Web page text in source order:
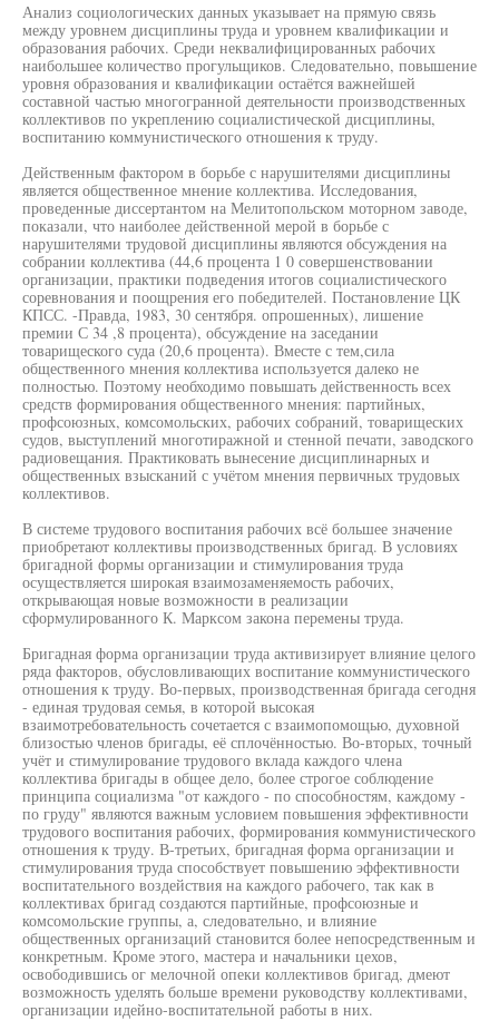
Анализ социологических данных указывает на прямую связь
между уровнем дисциплины труда и уровнем квалификации и
образования рабочих. Среди неквалифицированных рабочих
наибольшее количество прогульщиков. Следовательно, повышение
уровня образования и квалификации остаётся важнейшей
составной частью многогранной деятельности производственных
коллективов по укреплению социалистической дисциплины,
воспитанию коммунистического отношения к труду.
Действенным фактором в борьбе с нарушителями дисциплины
является общественное мнение коллектива. Исследования,
проведенные диссертантом на Мелитопольском моторном заводе,
показали, что наиболее действенной мерой в борьбе с
нарушителями трудовой дисциплины являются обсуждения на
собрании коллектива (44,6 процента 1 0 совершенствовании
организации, практики подведения итогов социалистического
соревнования и поощрения его победителей. Постановление ЦК
КПСС. -Правда, 1983, 30 сентября. опрошенных), лишение
премии С 34 ,8 процента), обсуждение на заседании
товарищеского суда (20,6 процента). Вместе с тем,сила
общественного мнения коллектива используется далеко не
полностью. Поэтому необходимо повышать действенность всех
средств формирования общественного мнения: партийных,
профсоюзных, комсомольских, рабочих собраний, товарищеских
судов, выступлений многотиражной и стенной печати, заводского
радиовещания. Практиковать вынесение дисциплинарных и
общественных взысканий с учётом мнения первичных трудовых
коллективов.
В системе трудового воспитания рабочих всё большее значение
приобретают коллективы производственных бригад. В условиях
бригадной формы организации и стимулирования труда
осуществляется широкая взаимозаменяемость рабочих,
открывающая новые возможности в реализации
сформулированного К. Марксом закона перемены труда.
Бригадная форма организации труда активизирует влияние целого
ряда факторов, обусловливающих воспитание коммунистического
отношения к труду. Во-первых, производственная бригада сегодня
- единая трудовая семья, в которой высокая
взаимотребовательность сочетается с взаимопомощью, духовной
близостью членов бригады, её сплочённостью. Во-вторых, точный
учёт и стимулирование трудового вклада каждого члена
коллектива бригады в общее дело, более строгое соблюдение
принципа социализма "от каждого - по способностям, каждому -
по груду" являются важным условием повышения эффективности
трудового воспитания рабочих, формирования коммунистического
отношения к труду. В-третьих, бригадная форма организации и
стимулирования труда способствует повышению эффективности
воспитательного воздействия на каждого рабочего, так как в
коллективах бригад создаются партийные, профсоюзные и
комсомольские группы, а, следовательно, и влияние
общественных организаций становится более непосредственным и
конкретным. Кроме этого, мастера и начальники цехов,
освободившись ог мелочной опеки коллективов бригад, дмеют
возможность уделять больше времени руководству коллективами,
организации идейно-воспитательной работы в них.